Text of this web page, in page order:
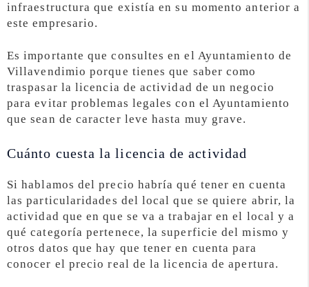
infraestructura que existía en su momento anterior a
este empresario.
Es importante que consultes en el Ayuntamiento de
Villavendimio porque tienes que saber como
traspasar la licencia de actividad de un negocio
para evitar problemas legales con el Ayuntamiento
que sean de caracter leve hasta muy grave.
Cuánto cuesta la licencia de actividad
Si hablamos del precio habría qué tener en cuenta
las particularidades del local que se quiere abrir, la
actividad que en que se va a trabajar en el local y a
qué categoría pertenece, la superficie del mismo y
otros datos que hay que tener en cuenta para
conocer el precio real de la licencia de apertura.